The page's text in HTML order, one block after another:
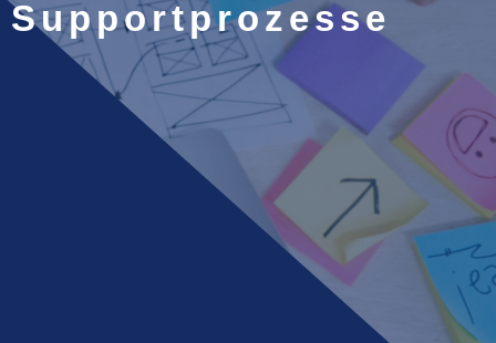
Supportprozesse